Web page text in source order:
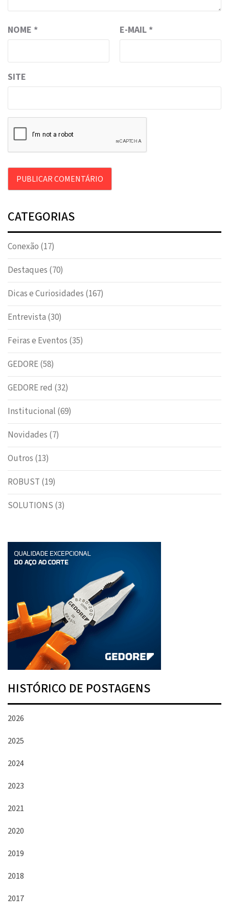
NOME * E-MAIL *
SITE
CATEGORIAS
Conexão (17)
Destaques (70)
Dicas e Curiosidades (167)
Entrevista (30)
Feiras e Eventos (35)
GEDORE(58)
GEDORE red (32)
Institucional (69)
Novidades (7)
Outros (13)
ROBUST (19)
SOLUTIONS (3)
HISTÓRICO DE POSTAGENS
2026
2025
2024
2023
2021
2020
2019
2018
2017